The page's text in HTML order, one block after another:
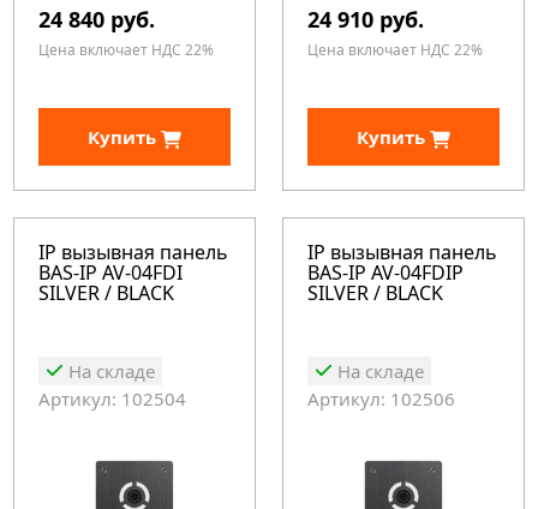
24 840 руб.
Цена включает НДС 22%
Купить
24 910 руб.
Цена включает НДС 22%
Купить
IP вызывная панель
BAS-IP AV-04FDI
SILVER / BLACK
На складе
Артикул: 102504
IP вызывная панель
BAS-IP AV-04FDIP
SILVER / BLACK
На складе
Артикул: 102506